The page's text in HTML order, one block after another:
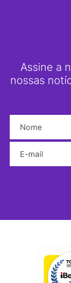
Assine a
nossas